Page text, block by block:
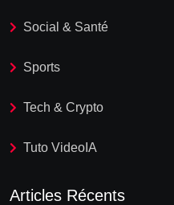
Social & Santé
Sports
Tech & Crypto
Tuto VideoIA
Articles Récents